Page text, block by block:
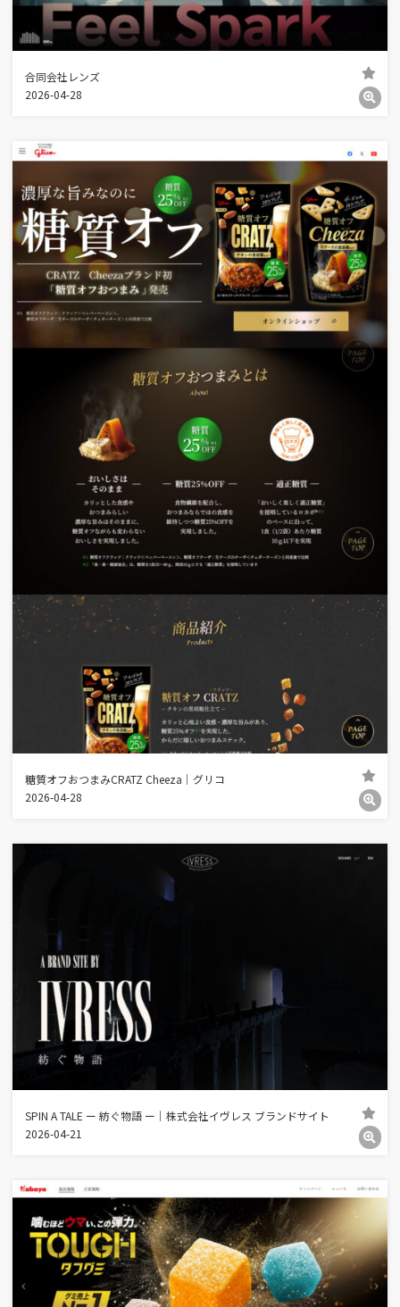
合同会社レンズ
2026-04-28
糖質オフおつまみCRATZ Cheeza｜グリコ
2026-04-28
SPIN A TALE ー 紡ぐ物語 ー｜株式会社イヴレス ブランドサイト
2026-04-21